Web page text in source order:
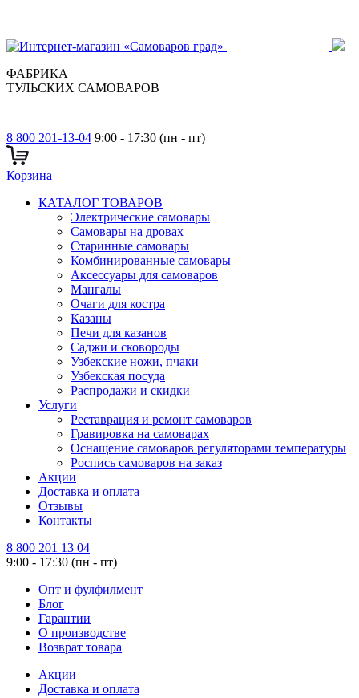
ФАБРИКА
ТУЛЬСКИХ САМОВАРОВ
8 800 201-13-04 9:00 - 17:30 (пн - пт)
Корзина
КАТАЛОГ ТОВАРОВ
Электрические самовары
Cамовары на дровах
Старинные самовары
Комбинированные самовары
Аксессуары для самоваров
Мангалы
Очаги для костра
Казаны
Печи для казанов
Саджи и сковороды
Узбекские ножи, пчаки
Узбекская посуда
Распродажи и скидки
Услуги
Реставрация и ремонт самоваров
Гравировка на самоварах
Оснащение самоваров регуляторами температуры
Роспись самоваров на заказ
Акции
Доставка и оплата
Отзывы
Контакты
8 800 201 13 04
9:00 - 17:30 (пн - пт)
Опт и фулфилмент
Блог
Гарантии
О производстве
Возврат товара
Акции
Доставка и оплата